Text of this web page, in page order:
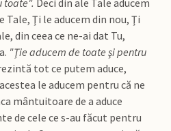
toate". Deci din ale Tale aducem
Ţi le aducem din nou, Ţi
din ceea ce ne-ai dat Tu,
"Ţie aducem de toate şi pentru
tot ce putem aduce,
le aducem pentru că ne
mântuitoare de a aduce
de cele ce s-au făcut pentru